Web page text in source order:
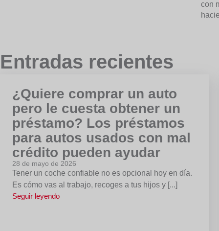
con
Entradas recientes
¿Quiere comprar un auto
pero le cuesta obtener un
préstamo? Los préstamos
para autos usados con mal
crédito pueden ayudar
28 de mayo de 2026
Tener un coche confiable no es opcional hoy en día.
Es cómo vas al trabajo, recoges a tus hijos y [...]
Seguir leyendo